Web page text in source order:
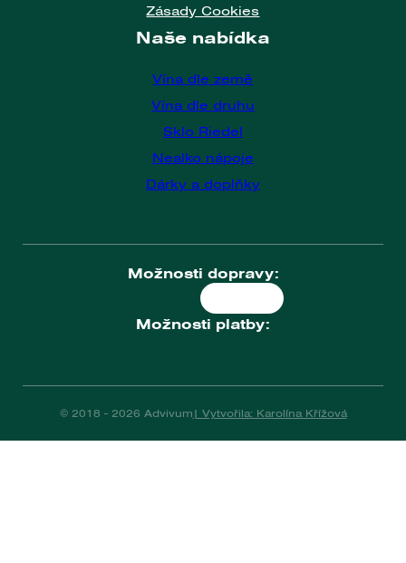
Zásady Cookies
Naše nabídka
Vína dle země
Vína dle druhu
Sklo Riedel
Nealko nápoje
Dárky a doplňky
Možnosti dopravy:
Možnosti platby:
© 2018 - 2026 Advivum | Vytvořila: Karolína Křížová